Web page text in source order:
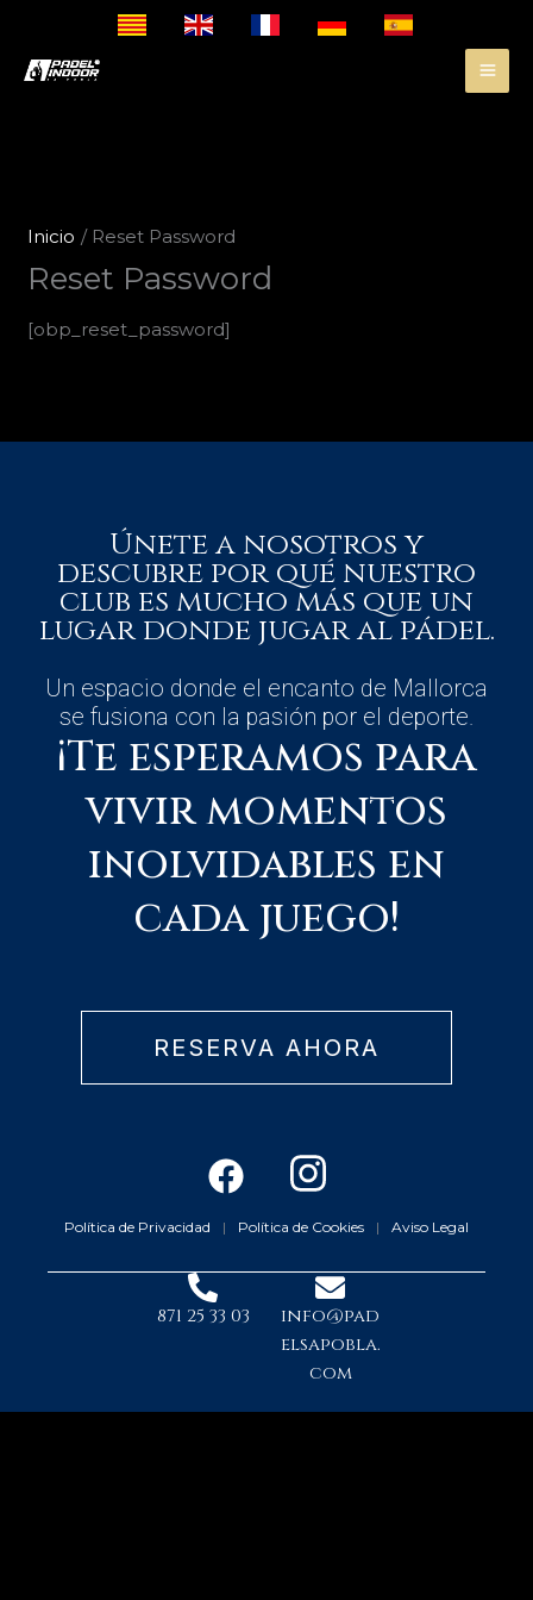
Inicio Reset Password
Reset Password
[obp_reset_password]
Únete a nosotros y
descubre por qué nuestro
club es mucho más que un
lugar donde jugar al pádel.
Un espacio donde el encanto de Mallorca
se fusiona con la pasión por el deporte.
¡Te esperamos para
vivir momentos
inolvidables en
cada juego!
RESERVA AHORA
F
a
c
e
o
k
I
n
s
t
a
g
r
a
Política de Privacidad | Política de Cookies | Aviso Legal
871 25 33 03
info@pad
elsapobla.
com